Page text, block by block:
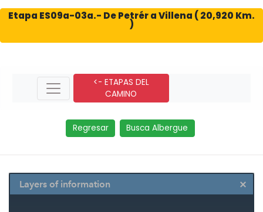
Etapa ES09a-03a.- De Petrér a Villena ( 20,920 Km.
)
<- ETAPAS DEL
CAMINO
Regresar Busca Albergue